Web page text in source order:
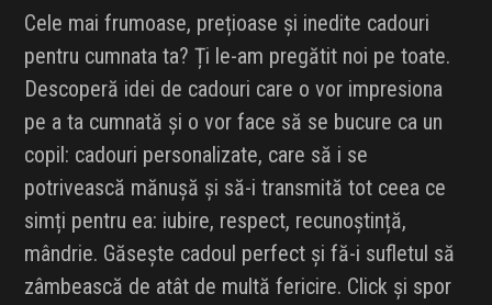
IDEI DE CADOURI
ȘTIRI
FAVORITE
Cele mai frumoase, prețioase și inedite cadouri
pentru cumnata ta? Ți le-am pregătit noi pe toate.
Descoperă idei de cadouri care o vor impresiona
pe a ta cumnată și o vor face să se bucure ca un
copil: cadouri personalizate, care să i se
potrivească mănușă și să-i transmită tot ceea ce
simți pentru ea: iubire, respect, recunoștință,
mândrie. Găsește cadoul perfect și fă-i sufletul să
zâmbească de atât de multă fericire. Click și spor